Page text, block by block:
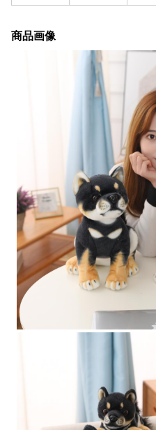
商品画像